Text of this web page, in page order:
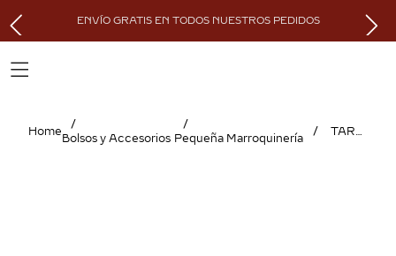
ENVÍO GRATIS EN TODOS NUESTROS PEDIDOS
Bolsos y Accesorios Pequeña Marroquinería
TARJETERO PARA CUATRO TARJETAS DE CRÉDITO, CARTIER LOSANGE SHADOW